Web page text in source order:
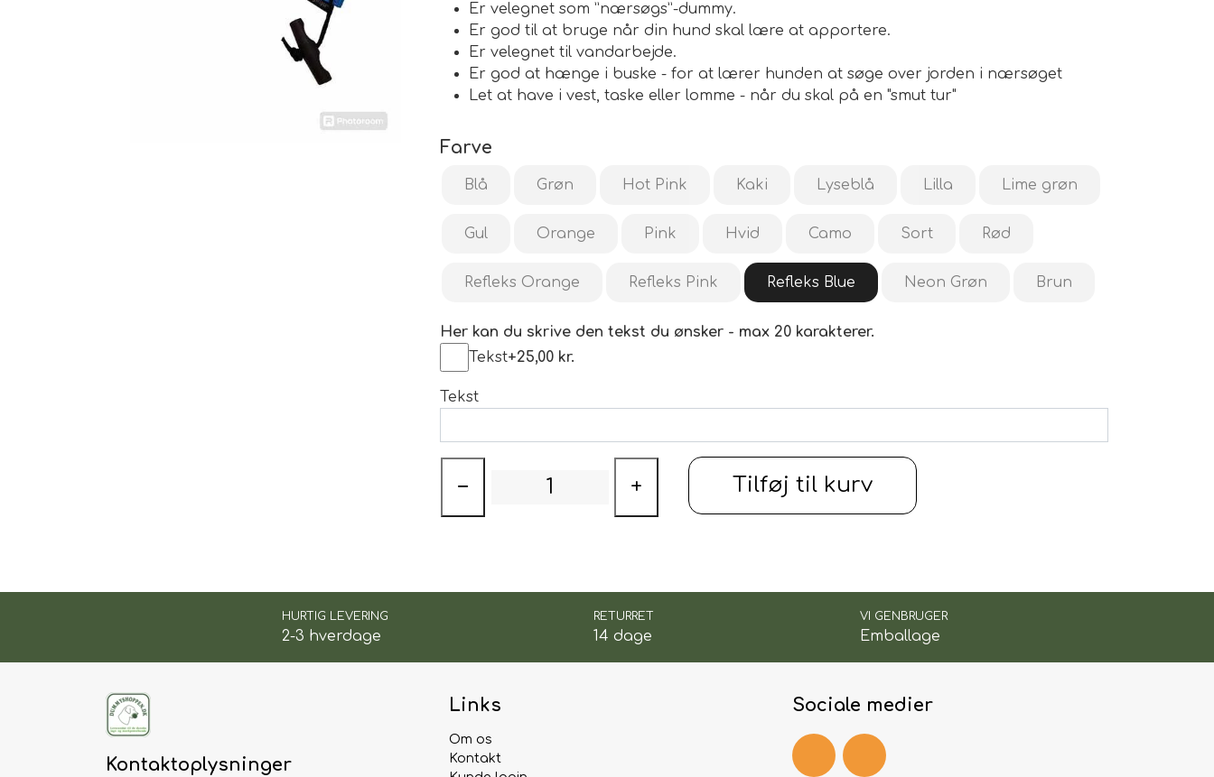
FODER & FODER TILSKUD
PRÆMIER & GAVER
Er velegnet som ”nærsøgs”-dummy.
Er god til at bruge når din hund skal lære at apportere.
Er velegnet til vandarbejde.
Er god at hænge i buske - for at lærer hunden at søge over jorden i nærsøget
Let at have i vest, taske eller lomme - når du skal på en "smut tur"
Farve
Blå Grøn Hot Pink Kaki Lyseblå Lilla Lime grøn
Gul Orange Pink Hvid Camo Sort Rød
Refleks Orange Refleks Pink Refleks Blue Neon Grøn Brun
Her kan du skrive den tekst du ønsker - max 20 karakterer.
Tekst+25,00 kr.
Tekst
− + Tilføj til kurv
HURTIG LEVERING
2-3 hverdage
RETURRET
14 dage
VI GENBRUGER
Emballage
Kontaktoplysninger
Links
Om os
Kontakt
Sociale medier